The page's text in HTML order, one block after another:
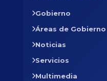
Gobierno
Áreas de Gobierno
Noticias
Servicios
Multimedia